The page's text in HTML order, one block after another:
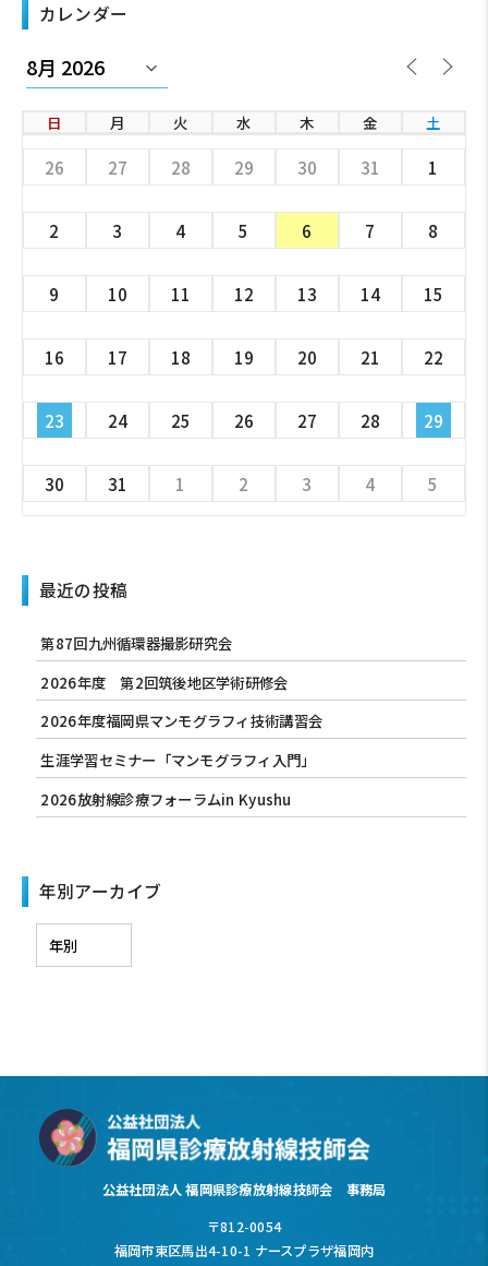
カレンダー
日 月 火 水 木 金 土
26 27 28 29 30 31 1
2 3 4 5 6 7 8
9 10 11 12 13 14 15
16 17 18 19 20 21 22
23 24 25 26 27 28 29
30 31 1 2 3 4 5
最近の投稿
第87回九州循環器撮影研究会
2026年度 第2回筑後地区学術研修会
2026年度福岡県マンモグラフィ技術講習会
生涯学習セミナー「マンモグラフィ入門」
2026放射線診療フォーラムin Kyushu
年別アーカイブ
公益社団法人 福岡県診療放射線技師会 事務局
〒812-0054
福岡市東区馬出4-10-1 ナースプラザ福岡内